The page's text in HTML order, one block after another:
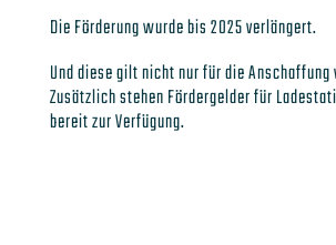
Die Förderung wurde bis 2025 verlängert.
Und diese gilt nicht nur für die Anschaffung
Zusätzlich stehen Fördergelder für
bereit zur Verfügung.